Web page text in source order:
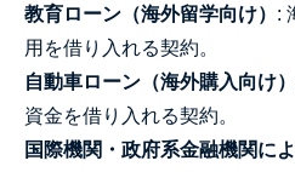
教育ローン（海外留学向け） :
用を借り入れる契約。
自動車ローン（海外購入向け）
資金を借り入れる契約。
国際機関・政府系金融機関に